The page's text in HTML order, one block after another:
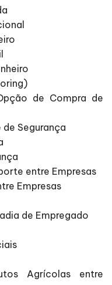
de Compra de
Segurança
entre Empresas
Empresas
de Empregado
Agrícolas entre